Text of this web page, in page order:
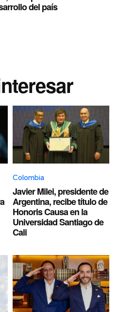
del país
Colombia
Javier Milei, presidente de
Argentina, recibe título de
Honoris Causa en la
Universidad Santiago de
Cali